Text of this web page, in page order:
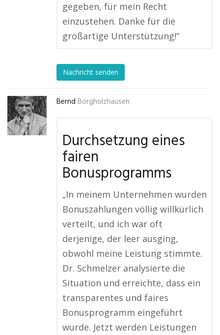
gegeben, für mein Recht
einzustehen. Danke für die
großartige Unterstützung!“
Nachricht senden
Bernd Borgholzhausen
Durchsetzung eines
fairen
Bonusprogramms
„In meinem Unternehmen wurden
Bonuszahlungen völlig willkürlich
verteilt, und ich war oft
derjenige, der leer ausging,
obwohl meine Leistung stimmte.
Dr. Schmelzer analysierte die
Situation und erreichte, dass ein
transparentes und faires
Bonusprogramm eingeführt
wurde. Jetzt werden Leistungen